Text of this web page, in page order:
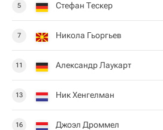
5 Стефан Тескер
7 Никола Гьоргьев
11 Александр Лаукарт
13 Ник Хенгелман
16 Джоэл Дроммел